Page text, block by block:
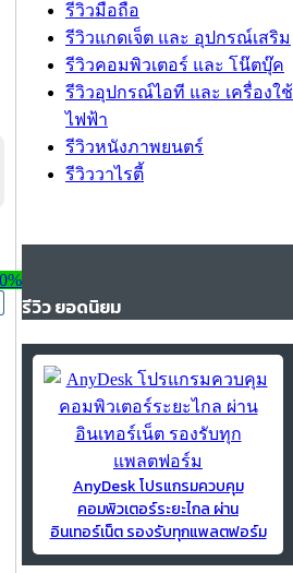
รีวิวมือถือ
รีวิวแกดเจ็ต และ อุปกรณ์เสริม
รีวิวคอมพิวเตอร์ และ โน๊ตบุ๊ค
รีวิวอุปกรณ์ไอที และ เครื่องใช้
ไฟฟ้า
รีวิวหนังภาพยนตร์
รีวิววาไรตี้
รีวิว ยอดนิยม
AnyDesk โปรแกรมควบคุม
คอมพิวเตอร์ระยะไกล ผ่าน
อินเทอร์เน็ต รองรับทุกแพลตฟอร์ม